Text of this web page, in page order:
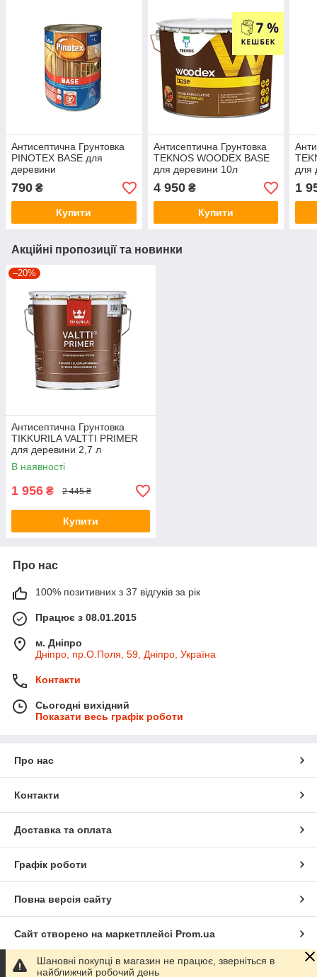
Антисептична Грунтовка
PINOTEX BASE для
деревини
глубокоматоваяая 1л
790 ₴
Купити
Антисептична Грунтовка
TEKNOS WOODEX BASE
для деревини 10л
4 950₴
Купити
для
1
Акційні пропозиції та новинки
–20%
Антисептична Грунтовка
TIKKURILA VALTTI PRIMER
для деревини 2,7 л
В наявності
1 956 ₴ 2 445 ₴
Купити
Про нас
100% позитивних з 37 відгуків за рік
Працює з 08.01.2015
м. Дніпро
Дніпро, пр.О.Поля, 59, Дніпро, Україна
Контакти
Сьогодні вихідний
Показати весь графік роботи
Про нас
Контакти
Доставка та оплата
Графік роботи
Повна версія сайту
Сайт створено на маркетплейсі Prom.ua
Політика конфіденційності
Шановні покупці в магазин не працює, зверніться в
найближчий робочий день